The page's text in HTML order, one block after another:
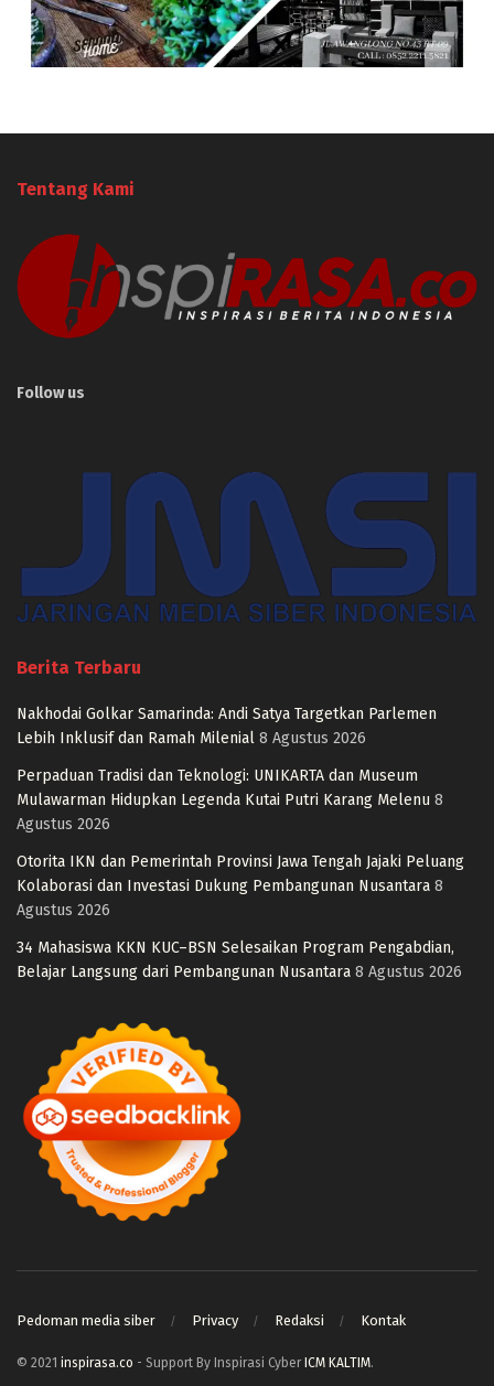
Tentang Kami
Follow us
Berita Terbaru
Nakhodai Golkar Samarinda: Andi Satya Targetkan Parlemen
Lebih Inklusif dan Ramah Milenial 8 Agustus 2026
Perpaduan Tradisi dan Teknologi: UNIKARTA dan Museum
Mulawarman Hidupkan Legenda Kutai Putri Karang Melenu 8
Agustus 2026
Otorita IKN dan Pemerintah Provinsi Jawa Tengah Jajaki Peluang
Kolaborasi dan Investasi Dukung Pembangunan Nusantara 8
Agustus 2026
34 Mahasiswa KKN KUC–BSN Selesaikan Program Pengabdian,
Belajar Langsung dari Pembangunan Nusantara 8 Agustus 2026
Pedoman media siber Privacy Redaksi Kontak
© 2021 inspirasa.co - Support By Inspirasi Cyber ICM KALTIM.